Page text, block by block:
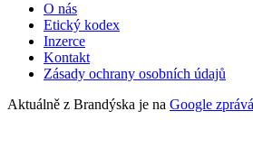
O nás
Etický kodex
Inzerce
Kontakt
Zásady ochrany osobních údajů
Aktuálně z Brandýska je na Google